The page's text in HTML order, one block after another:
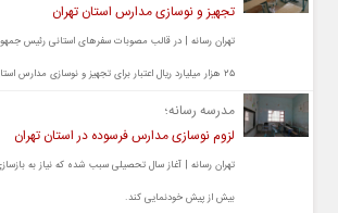
تجهیز و نوسازی مدارس استان تهران
تهران رسانه | در قالب مصوبات سفرهای استانی رئیس
۲۵ هزار میلیارد ریال اعتبار برای تجهیز و نوسازی مدارس استان تهران اختصاص یافت.
مدرسه رسانه؛
لزوم نوسازی مدارس فرسوده در استان تهران
تهران رسانه | آغاز سال تحصیلی سبب شده که نیاز به
بیش از پیش خودنمایی کند.